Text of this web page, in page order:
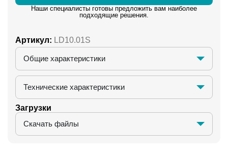
Наши специалисты готовы предложить вам наиболее
подходящие решения.
Артикул: LD10.01S
Общие характеристики
Технические характеристики
Загрузки
Скачать файлы